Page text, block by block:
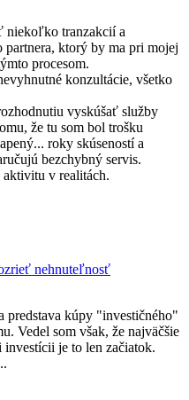
niekoľko tranzakcií a
ktorý by ma pri mojej
procesom.
konzultácie, všetko
vyskúšať služby
že tu som bol trošku
roky skúseností a
bezchybný servis.
v realitách.
nehnuteľnosť
predstava kúpy "investičného"
Vedel som však, že najväčšie
investícii je to len začiatok.